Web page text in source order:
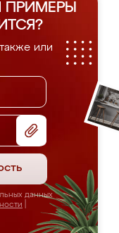
ПРИМЕРЫ
или
данных